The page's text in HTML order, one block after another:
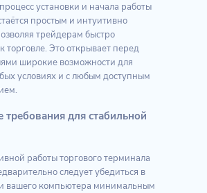
установки и начала работы
простым и интуитивно
трейдерам быстро
торговле. Это открывает перед
широкие возможности для
условиях и с любым доступным
требования для стабильной
работы торгового терминала
следует убедиться в
вашего компьютера минимальным